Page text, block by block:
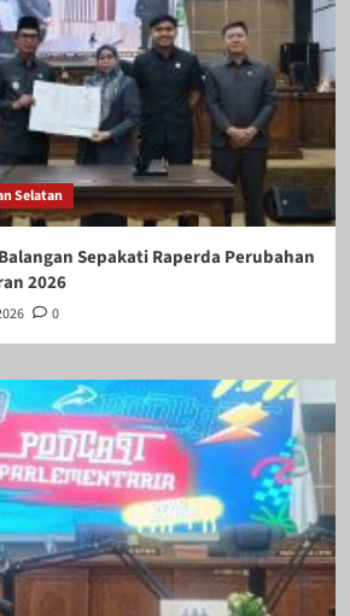
Selatan
Sepakati Raperda Perubahan
2026
0